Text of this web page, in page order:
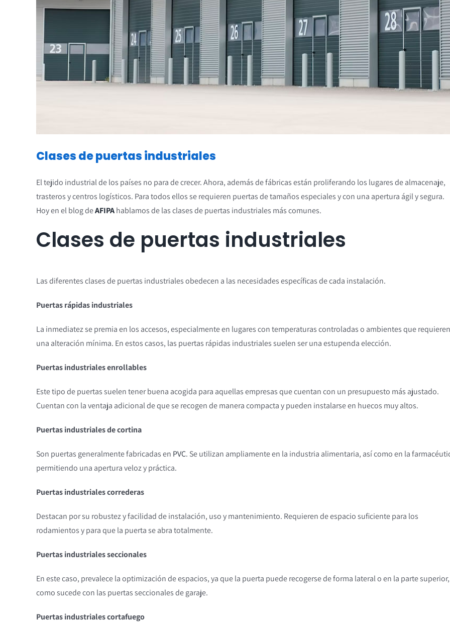
Clases de puertas industriales
El tejido industrial de los países no para de crecer. Ahora, además de fábricas están proliferando los lugares de almacenaje,
trasteros y centros logísticos. Para todos ellos se requieren puertas de tamaños especiales y con una apertura ágil y segura.
Hoy en el blog deAFIPAhablamos de las clases de puertas industriales más comunes.
Clases de puertas industriales
Las diferentes clases de puertas industriales obedecen a las necesidades específicas de cada instalación.
Puertas rápidas industriales
La inmediatez se premia en los accesos, especialmente en lugares con temperaturas controladas o ambientes que requieren
una alteración mínima. En estos casos, las puertas rápidas industriales suelen ser una estupenda elección.
Puertas industriales enrollables
Este tipo de puertas suelen tener buena acogida para aquellas empresas que cuentan con un presupuesto más ajustado.
Cuentan con la ventaja adicional de que se recogen de manera compacta y pueden instalarse en huecos muy altos.
Puertas industriales de cortina
Son puertas generalmente fabricadas en PVC. Se utilizan ampliamente en la industria alimentaria, así como en la
permitiendo una apertura veloz y práctica.
Puertas industriales correderas
Destacan por su robustez y facilidad de instalación, uso y mantenimiento. Requieren de espacio suficiente para los
rodamientos y para que la puerta se abra totalmente.
Puertas industriales seccionales
En este caso, prevalece la optimización de espacios, ya que la puerta puede recogerse de forma lateral o en la parte superior,
como sucede con las puertas seccionales de garaje.
Puertas industriales cortafuego